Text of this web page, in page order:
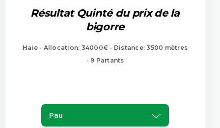
Résultat Quinté du prix de la
bigorre
Haie - Allocation: 34000€ - Distance: 3500 mètres
- 9 Partants
Pau